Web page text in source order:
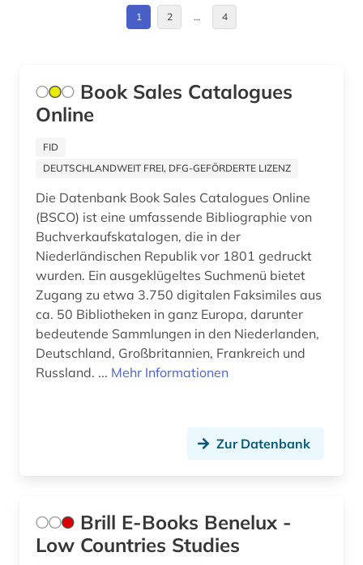
geschichte 1850-1938 (1)
geschichte 1900-2000 (1)
geschichte 1940-1945 (1)
geschichte 1940-1965 (1)
geschichte 1945-1967 (1)
geschichte 500-1850 (1)
geschichte anfänge - 1856 (1)
geschichte anfänge - 1910 (1)
geschlechterforschung (1)
gesellschaft (2)
1 2 … 4
Book Sales Catalogues
Online
FID
DEUTSCHLANDWEIT FREI, DFG-GEFÖRDERTE LIZENZ
Die Datenbank Book Sales Catalogues Online
(BSCO) ist eine umfassende Bibliographie von
Buchverkaufskatalogen, die in der
Niederländischen Republik vor 1801 gedruckt
wurden. Ein ausgeklügeltes Suchmenü bietet
Zugang zu etwa 3.750 digitalen Faksimiles aus
ca. 50 Bibliotheken in ganz Europa, darunter
bedeutende Sammlungen in den Niederlanden,
Deutschland, Großbritannien, Frankreich und
Russland. ... Mehr Informationen
Zur Datenbank
Brill E-Books Benelux -
Low Countries Studies